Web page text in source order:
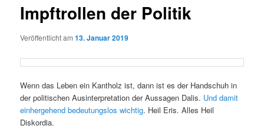
Impftrollen der Politik
Veröffentlicht am13. Januar 2019
Wenn das Leben ein Kantholz ist, dann ist es der Handschuh in
der politischen Ausinterpretation der Aussagen Dalis. Und damit
einhergehend bedeutungslos wichtig. Heil Eris. Alles Heil
Diskordia.